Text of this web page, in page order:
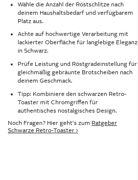
Wähle die Anzahl der Röstschlitze nach
deinem Haushaltsbedarf und verfügbarem
Platz aus.
Achte auf hochwertige Verarbeitung mit
lackierter Oberfläche für langlebige Eleganz
in Schwarz.
Prüfe Leistung und Röstgradeinstellung für
gleichmäßig gebräunte Brotscheiben nach
deinem Geschmack.
Tipp: Kombiniere den schwarzen Retro-
Toaster mit Chromgriffen für
authentisches nostalgisches Design.
Noch Fragen? Hier geht's zum Ratgeber
Schwarze Retro-Toaster ›